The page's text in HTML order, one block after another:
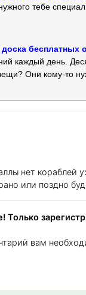
тебе
бесплатных
каждый день.
Они кому-то
нет кораблей
или поздно
вам